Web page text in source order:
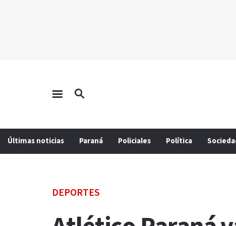
Últimas noticias Paraná Policiales Política
DEPORTES